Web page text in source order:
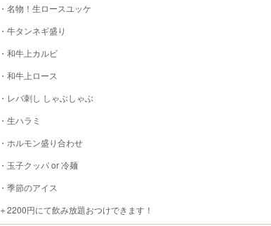
・名物！生ロースユッケ
・牛タンネギ盛り
・和牛上カルビ
・和牛上ロース
・レバ刺し しゃぶしゃぶ
・生ハラミ
・ホルモン盛り合わせ
・玉子クッパ or 冷麺
・季節のアイス
＋2200円にて飲み放題おつけできます！